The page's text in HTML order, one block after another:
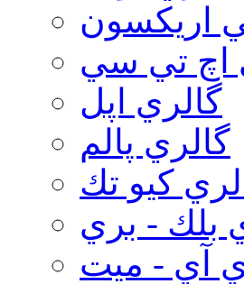
اريكسون
اچ تي سي
گالري اپل
گالري پالم
كيو تك
بلك - بري
آي - ميت